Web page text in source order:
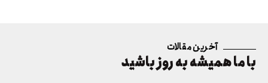
آخرین مقالات
با ما همیشه به روز باشید